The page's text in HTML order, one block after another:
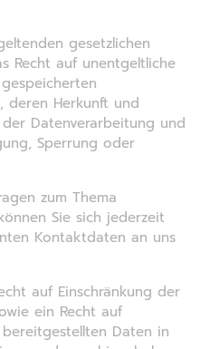
gesetzlichen
Recht auf unentgeltliche
deren Herkunft und
Datenverarbeitung und
Sperrung oder
zum Thema
Sie sich jederzeit
Kontaktdaten an uns
auf Einschränkung der
ein Recht auf
Daten in